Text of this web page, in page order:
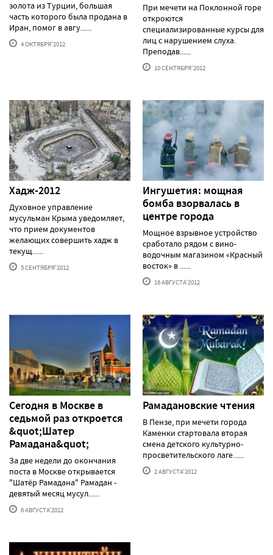
золота из Турции, большая
часть которого была продана в
Иран, помог в авгу......
4 ОКТЯБРЯ'2012
При мечети на Поклонной горе
откроются
специализированные курсы для
лиц с нарушением слуха.
Преподав......
10 СЕНТЯБРЯ'2012
Хадж-2012
Духовное управление
мусульман Крыма уведомляет,
что прием документов
желающих совершить хадж в
текущ......
5 СЕНТЯБРЯ'2012
Ингушетия: мощная
бомба взорвалась в
центре города
Мощное взрывное устройство
сработало рядом с вино-
водочным магазином «Красный
восток» в ......
16 АВГУСТА'2012
Сегодня в Москве в
седьмой раз откроется
&quot;Шатер
Рамадана&quot;
За две недели до окончания
поста в Москве открывается
"Шатёр Рамадана" Рамадан -
девятый месяц мусул......
6 АВГУСТА'2012
Рамадановские чтения
В Пензе, при мечети города
Каменки стартовала вторая
смена детского культурно-
просветительского лаге......
2 АВГУСТА'2012